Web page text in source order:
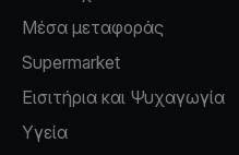
Μέσα μεταφοράς
Supermarket
Εισιτήρια και Ψυχαγωγία
Υγεία